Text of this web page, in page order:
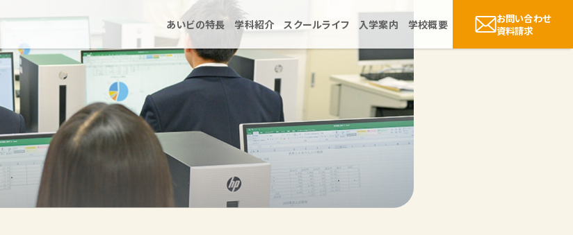
あいビの特長 学科紹介 スクールライフ 入学案内 学校概要
お問い合わせ
資料請求